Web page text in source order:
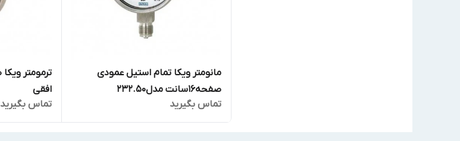
مانومتر ویکا تمام استیل عمودی
صفحه16سانت مدل232.50
تماس بگیرید
افقی
تماس بگیرید